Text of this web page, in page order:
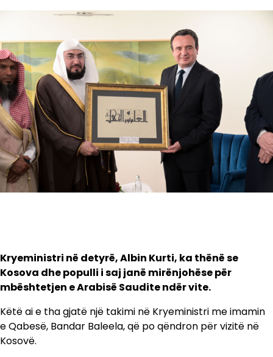
Kryeministri në detyrë, Albin Kurti, ka thënë se
Kosova dhe populli i saj janë mirënjohëse për
mbështetjen e Arabisë Saudite ndër vite.
Këtë ai e tha gjatë një takimi në Kryeministri me imamin
e Qabesë, Bandar Baleela, që po qëndron për vizitë në
Kosovë.